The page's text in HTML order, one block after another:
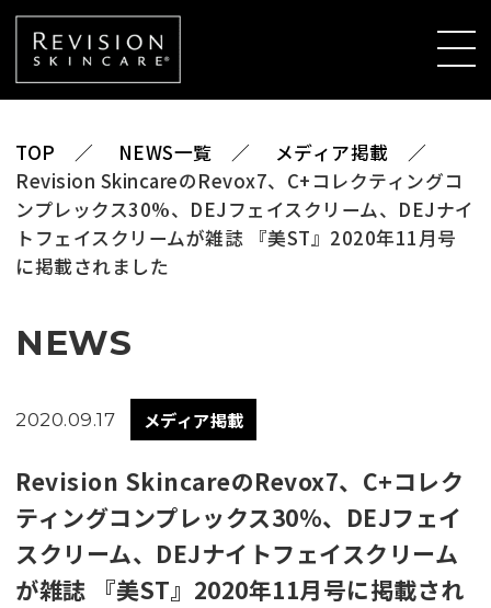
TOP NEWS一覧
メディア掲載
Revision SkincareのRevox7、C+コレクティングコ
ンプレックス30%、DEJフェイスクリーム、DEJナイ
トフェイスクリームが雑誌 『美ST』2020年11月号
に掲載されました
NEWS
2020.09.17 メディア掲載
Revision SkincareのRevox7、C+コレク
ティングコンプレックス30%、DEJフェイ
スクリーム、DEJナイトフェイスクリーム
が雑誌 『美ST』2020年11月号に掲載され